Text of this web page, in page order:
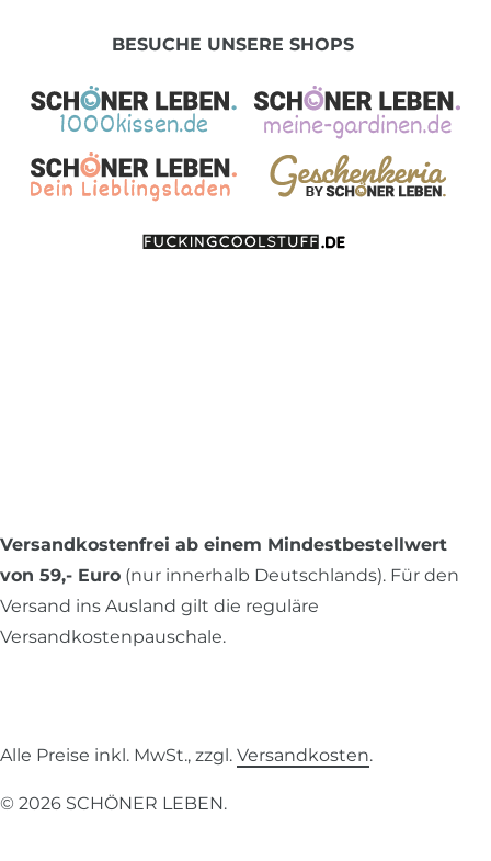
BESUCHE UNSERE SHOPS
Versandkostenfrei ab einem Mindestbestellwert
von 59,- Euro (nur innerhalb Deutschlands). Für den
Versand ins Ausland gilt die reguläre
Versandkostenpauschale.
Alle Preise inkl. MwSt., zzgl. Versandkosten.
© 2026 SCHÖNER LEBEN.